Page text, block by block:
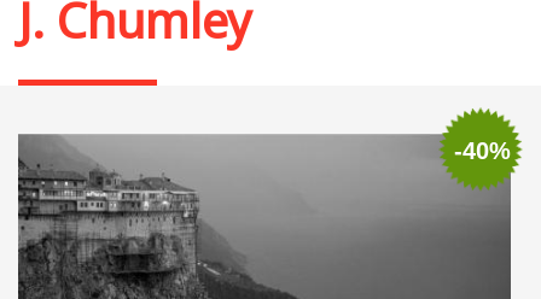
J. Chumley
-40%